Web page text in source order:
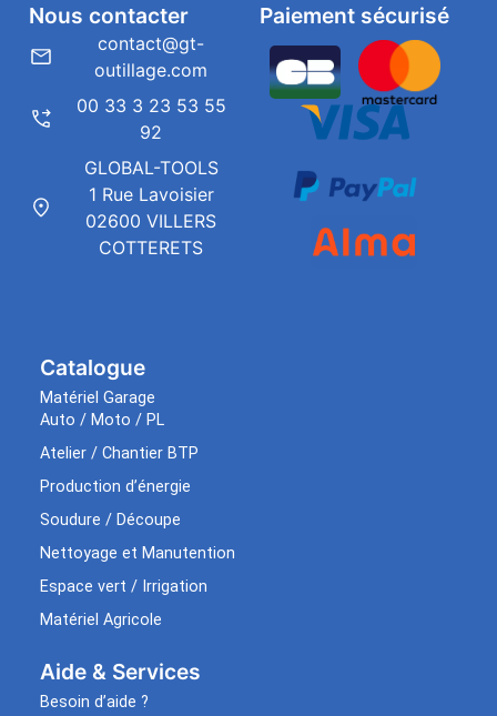
Catalogue
Matériel Garage
Auto / Moto / PL
Atelier / Chantier BTP
Production d’énergie
Soudure / Découpe
Nettoyage et Manutention
Espace vert / Irrigation
Matériel Agricole
Aide & Services​
Besoin d’aide ?
Paiement sécurisé
Nous contacter
contact@gt-
outillage.com
00 33 3 23 53 55
92
GLOBAL-TOOLS
1 Rue Lavoisier
02600 VILLERS
COTTERETS